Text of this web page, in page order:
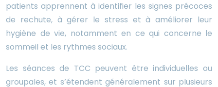
patients apprennent à identifier les signes précoces
de rechute, à gérer le stress et à améliorer leur
hygiène de vie, notamment en ce qui concerne le
sommeil et les rythmes sociaux.
Les séances de TCC peuvent être individuelles ou
groupales, et s’étendent généralement sur plusieurs